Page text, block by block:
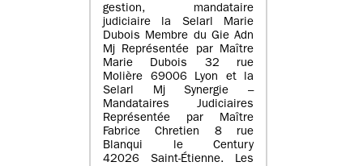
gestion, mandataire
judiciaire la Selarl Marie
Dubois Membre du Gie Adn
Mj Représentée par Maître
Marie Dubois 32 rue
Molière 69006 Lyon et la
Selarl Mj Synergie –
Mandataires Judiciaires
Représentée par Maître
Fabrice Chretien 8 rue
Blanqui le Century
42026 Saint-Étienne. Les